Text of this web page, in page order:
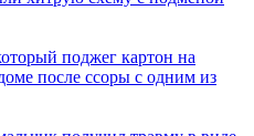
поджег картон на
после ссоры с одним из